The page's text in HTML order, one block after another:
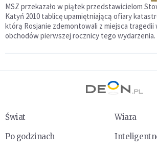
MSZ przekazało w piątek przedstawicielom
Katyń 2010 tablicę upamiętniającą ofiary
którą Rosjanie zdemontowali z miejsca tragedii
obchodów pierwszej rocznicy tego wydarzenia.
Świat
Wiara
Po godzinach